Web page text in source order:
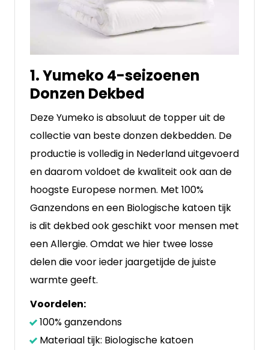
1. Yumeko 4-seizoenen
Donzen Dekbed
Deze Yumeko is absoluut de topper uit de
collectie van beste donzen dekbedden. De
productie is volledig in Nederland uitgevoerd
en daarom voldoet de kwaliteit ook aan de
hoogste Europese normen. Met 100%
Ganzendons en een Biologische katoen tijk
is dit dekbed ook geschikt voor mensen met
een Allergie. Omdat we hier twee losse
delen die voor ieder jaargetijde de juiste
warmte geeft.
Voordelen:
100% ganzendons
Materiaal tijk: Biologische katoen